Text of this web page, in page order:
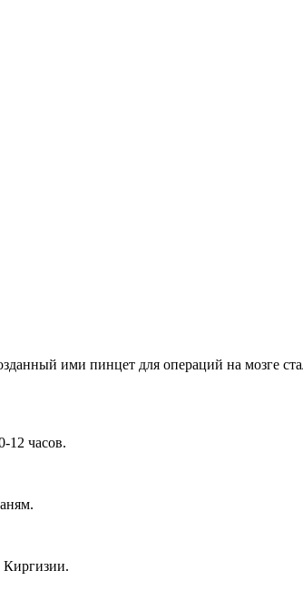
ими пинцет для операций на мозге
12 часов.
Киргизии.